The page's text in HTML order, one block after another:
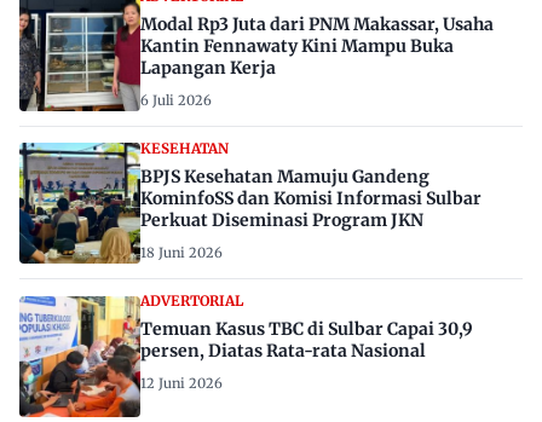
Modal Rp3 Juta dari PNM Makassar, Usaha
Kantin Fennawaty Kini Mampu Buka
Lapangan Kerja
6 Juli 2026
KESEHATAN
BPJS Kesehatan Mamuju Gandeng
KominfoSS dan Komisi Informasi Sulbar
Perkuat Diseminasi Program JKN
18 Juni 2026
ADVERTORIAL
Temuan Kasus TBC di Sulbar Capai 30,9
persen, Diatas Rata-rata Nasional
12 Juni 2026